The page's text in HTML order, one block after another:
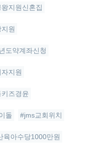
지원신혼집
원
도약계좌신청
지원
즈경윤
돌 #jms교회위치
육아수당1000만원